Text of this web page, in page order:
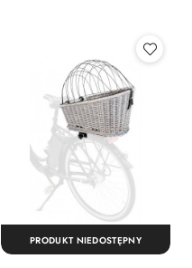
PRODUKT NIEDOSTĘPNY